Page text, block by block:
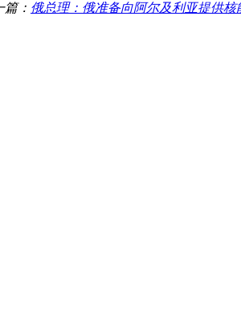
篇： 俄总理：俄准备向阿尔及利亚提供